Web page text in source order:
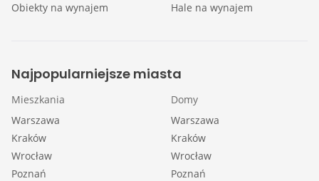
Obiekty na wynajem
Hale na wynajem
Najpopularniejsze miasta
Mieszkania
Warszawa
Kraków
Wrocław
Poznań
Domy
Warszawa
Kraków
Wrocław
Poznań